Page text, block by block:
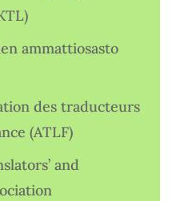
ammattiosasto
des traducteurs
(ATLF)
and